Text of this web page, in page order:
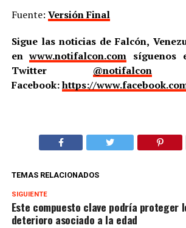
Fuente: Versión Final
Sigue las noticias de Falcón,
enwww.notifalcon.com síguenos
Twitter @notifalcony
Facebook:https://
TEMAS RELACIONADOS
SIGUIENTE
Este compuesto clave podría proteger
deterioro asociado a la edad